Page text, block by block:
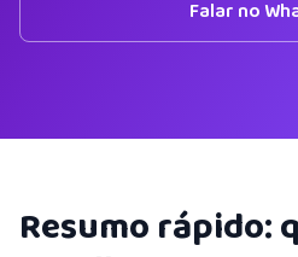
Falar no
Resumo rápido: